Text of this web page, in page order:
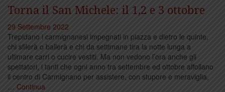
Torna il San Michele: il 1,2 e 3 ottobre
29 Settembre 2022
Trepidano i carmignanesi impegnati in piazza e dietro le quinte,
chi sfilerà o ballerà e chi da settimane tira la notte lunga a
ultimare carri o cucire vestiti. Ma non vedono l’ora anche gli
spettatori, i tanti che ogni anno tra settembre ed ottobre affollano
il centro di Carmignano per assistere, con stupore e meraviglia,
… Continua